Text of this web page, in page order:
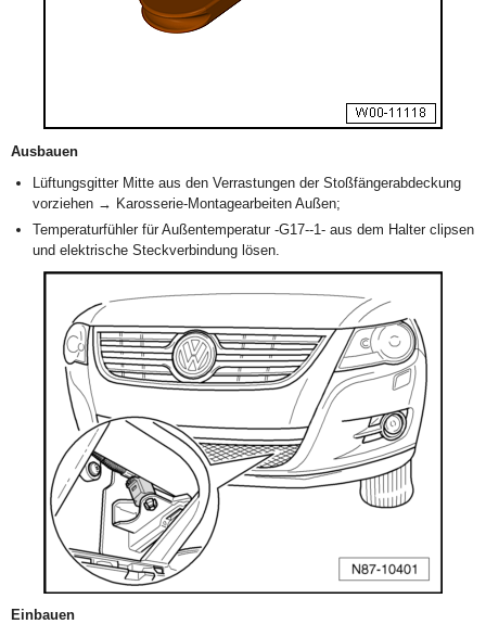
Ausbauen
Lüftungsgitter Mitte aus den Verrastungen der Stoßfängerabdeckung
vorziehen → Karosserie-Montagearbeiten Außen;
Temperaturfühler für Außentemperatur -G17--1- aus dem Halter clipsen
und elektrische Steckverbindung lösen.
Einbauen